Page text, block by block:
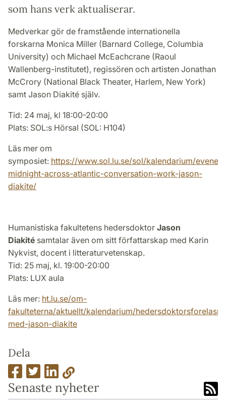
som hans verk aktualiserar.
Medverkar gör de framstående internationella
forskarna Monica Miller (Barnard College, Columbia
University) och Michael McEachcrane (Raoul
Wallenberg-institutet), regissören och artisten Jonathan
McCrory (National Black Theater, Harlem, New York)
samt Jason Diakité själv.
Tid: 24 maj, kl 18:00-20:00
Plats: SOL:s Hörsal (SOL: H104)
Läs mer om
symposiet: https://www.sol.lu.se/sol/kalendarium/
midnight-across-atlantic-conversation-work-jason-
diakite/
Humanistiska fakultetens hedersdoktor Jason
Diakité samtalar även om sitt författarskap med Karin
Nykvist, docent i litteraturvetenskap.
Tid: 25 maj, kl. 19:00-20:00
Plats: LUX aula
Läs mer: ht.lu.se/om-
fakulteterna/aktuellt/kalendarium/
med-jason-diakite
Dela
Senaste nyheter